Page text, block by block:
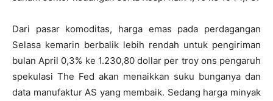
Dari pasar komoditas, harga emas pada perdagangan
Selasa kemarin berbalik lebih rendah untuk pengiriman
bulan April 0,3% ke 1.230,80 dollar per troy ons pengaruh
spekulasi The Fed akan menaikkan suku bunganya dan
data manufaktur AS yang membaik. Sedang harga minyak